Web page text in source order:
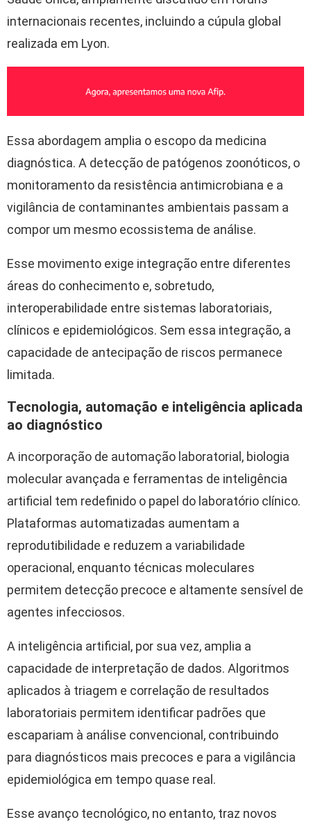
internacionais recentes, incluindo a cúpula global
realizada em Lyon.
Essa abordagem amplia o escopo da medicina
diagnóstica. A detecção de patógenos zoonóticos, o
monitoramento da resistência antimicrobiana e a
vigilância de contaminantes ambientais passam a
compor um mesmo ecossistema de análise.
Esse movimento exige integração entre diferentes
áreas do conhecimento e, sobretudo,
interoperabilidade entre sistemas laboratoriais,
clínicos e epidemiológicos. Sem essa integração, a
capacidade de antecipação de riscos permanece
limitada.
Tecnologia, automação e inteligência aplicada
ao diagnóstico
A incorporação de automação laboratorial, biologia
molecular avançada e ferramentas de inteligência
artificial tem redefinido o papel do laboratório clínico.
Plataformas automatizadas aumentam a
reprodutibilidade e reduzem a variabilidade
operacional, enquanto técnicas moleculares
permitem detecção precoce e altamente sensível de
agentes infecciosos.
A inteligência artificial, por sua vez, amplia a
capacidade de interpretação de dados. Algoritmos
aplicados à triagem e correlação de resultados
laboratoriais permitem identificar padrões que
escapariam à análise convencional, contribuindo
para diagnósticos mais precoces e para a vigilância
epidemiológica em tempo quase real.
Esse avanço tecnológico, no entanto, traz novos